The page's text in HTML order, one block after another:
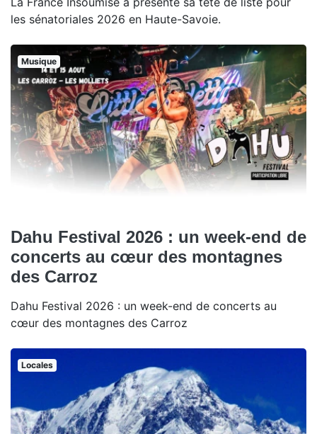
les sénatoriales 2026 en Haute-Savoie.
Musique
Dahu Festival 2026 : un week-end de
concerts au cœur des montagnes
des Carroz
Dahu Festival 2026 : un week-end de concerts au
cœur des montagnes des Carroz
Locales